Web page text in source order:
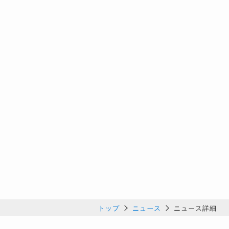
トップ ニュース ニュース詳細